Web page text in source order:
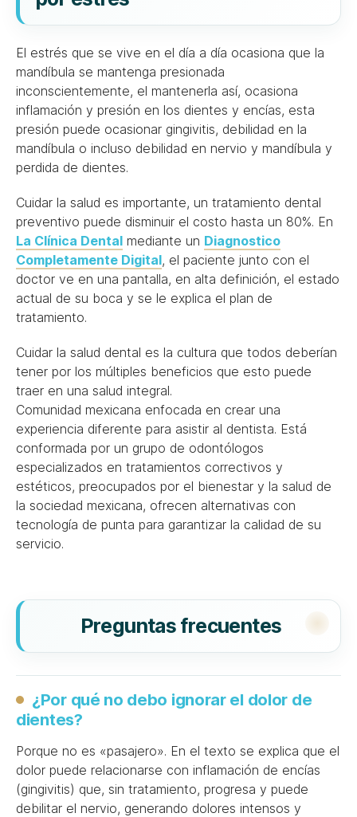
El estrés que se vive en el día a día ocasiona que la
mandíbula se mantenga presionada
inconscientemente, el mantenerla así, ocasiona
inflamación y presión en los dientes y encías, esta
presión puede ocasionar gingivitis, debilidad en la
mandíbula o incluso debilidad en nervio y mandíbula y
perdida de dientes.
Cuidar la salud es importante, un tratamiento dental
preventivo puede disminuir el costo hasta un 80%. En
La Clínica Dental mediante un Diagnostico
Completamente Digital, el paciente junto con el
doctor ve en una pantalla, en alta definición, el estado
actual de su boca y se le explica el plan de
tratamiento.
Cuidar la salud dental es la cultura que todos deberían
tener por los múltiples beneficios que esto puede
traer en una salud integral.
Comunidad mexicana enfocada en crear una
experiencia diferente para asistir al dentista. Está
conformada por un grupo de odontólogos
especializados en tratamientos correctivos y
estéticos, preocupados por el bienestar y la salud de
la sociedad mexicana, ofrecen alternativas con
tecnología de punta para garantizar la calidad de su
servicio.
Preguntas frecuentes
¿Por qué no debo ignorar el dolor de
dientes?
Porque no es «pasajero». En el texto se explica que el
dolor puede relacionarse con inflamación de encías
(gingivitis) que, sin tratamiento, progresa y puede
debilitar el nervio, generando dolores intensos y